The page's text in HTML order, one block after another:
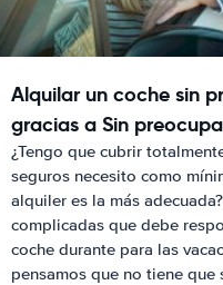
Alquilar un coche sin
gracias a Sin
¿Tengo que cubrir
seguros necesito como
alquiler es la más
complicadas que debe
coche durante para las
pensamos que no tiene que